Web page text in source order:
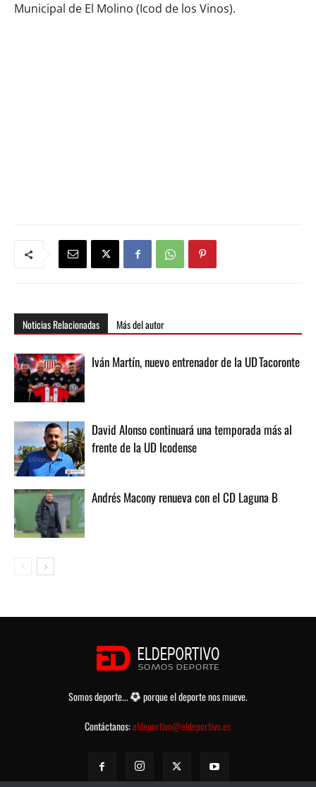
Municipal de El Molino (Icod de los Vinos).
Noticias Relacionadas Más del autor
Iván Martín, nuevo entrenador de la UD Tacoronte
David Alonso continuará una temporada más al
frente de la UD Icodense
Andrés Macony renueva con el CD Laguna B
Somos deporte...
porque el deporte nos mueve.
Contáctanos:eldeportivo@eldeportivo.es